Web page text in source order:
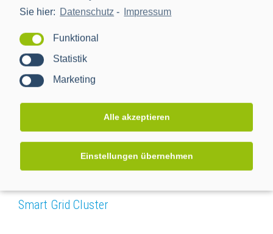
Sie hier: Datenschutz - Impressum
Funktional
Statistik
Marketing
Alle akzeptieren
Einstellungen übernehmen
Transparenz und Systemstabilität für Smart
Energy Systeme
Smart Grid Cluster